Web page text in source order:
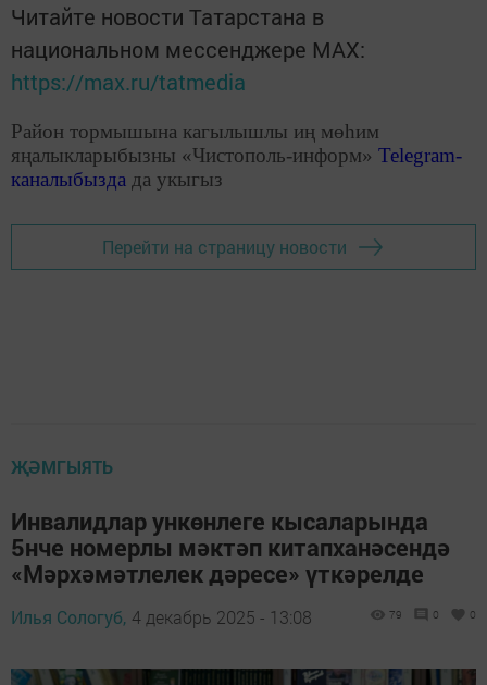
Читайте новости Татарстана в
национальном мессенджере MАХ:
https://max.ru/tatmedia
Район тормышына кагылышлы иң мөһим
яңалыкларыбызны «Чистополь-информ» Telegram-
каналыбызда да укыгыз
Перейти на страницу новости
ҖӘМГЫЯТЬ
Инвалидлар ункөнлеге кысаларында
5нче номерлы мәктәп китапханәсендә
«Мәрхәмәтлелек дәресе» үткәрелде
Илья Сологуб, 4 декабрь 2025 - 13:08 79 0 0